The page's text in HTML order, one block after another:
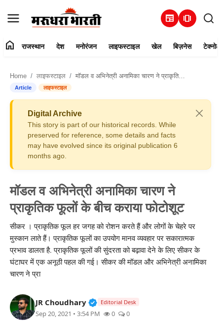
newspaper amp_stories
संपर्क करें
राजस्थान
मनोरंजन
लाइफस्टाइल
खेल
बिज़नेस
टेक्नोलॉजी
वीडियो
home राजस्थान देश मनोरंजन लाइफस्टाइल खेल बिज़नेस
Home लाइफस्टाइल मॉडल व अभिनेत्री अनामिका चारण ने प्राकृतिक फूलों के बीच कराया फोटोशूट
Article लाइफस्टाइल
Digital Archive
This story is part of our historical records. While
preserved for reference, some details and facts
may have evolved since its original publication 6
months ago.
मॉडल व अभिनेत्री अनामिका चारण ने
प्राकृतिक फूलों के बीच कराया फोटोशूट
सीकर । प्राकृतिक फूल हर जगह को रोशन करते हैं और लोगों के चेहरे पर
मुस्कान लाते हैं। प्राकृतिक फूलों का उपयोग मानव व्यवहार पर सकारात्मक
प्रभाव डालता है. प्राकृतिक फूलों की सुंदरता को बढ़ावा देने के लिए सीकर के
घंटाघर में एक अनूठी पहल की गई। सीकर की मॉडल और अभिनेत्री अनामिका
चारण ने प्रा
JR Choudhary Verified Public Figure • 30 Mar,
Editorial Desk
Sep 20, 2021 • 3:54 PM 0 0